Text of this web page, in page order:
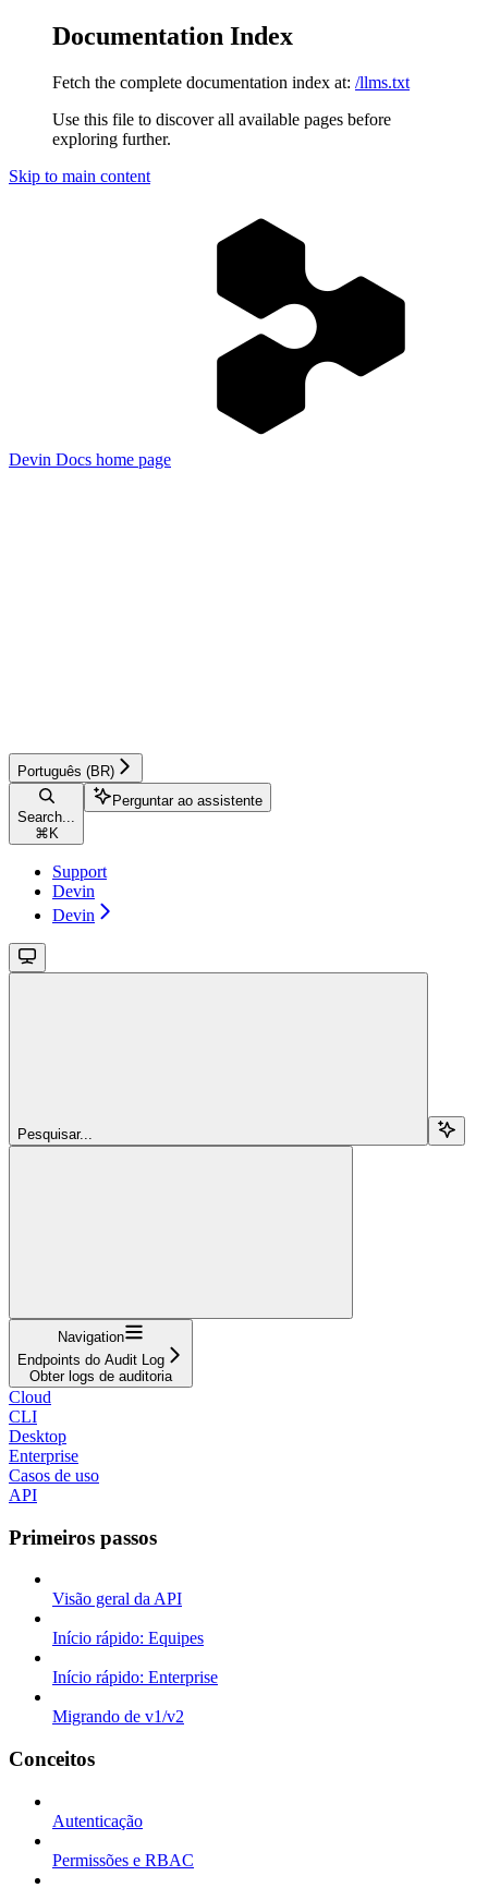
Documentation Index
Fetch the complete documentation index at: /llms.txt
Use this file to discover all available pages before
exploring further.
Skip to main content
Devin Docs home page
Português (BR)
Search...
⌘ K
Perguntar ao assistente
Support
Devin
Devin
Pesquisar...
Navigation
Endpoints do Audit Log
Obter logs de auditoria
Cloud
CLI
Desktop
Enterprise
Casos de uso
API
Primeiros passos
Visão geral da API
Início rápido: Equipes
Início rápido: Enterprise
Migrando de v1/v2
Conceitos
Autenticação
Permissões e RBAC